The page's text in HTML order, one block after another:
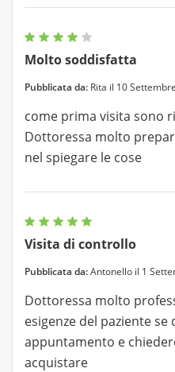
Molto soddisfatta
Pubblicata da: Rita il 10
come prima visita sono
Dottoressa molto
nel spiegare le cose
Visita di controllo
Pubblicata da:Antonello il 1
Dottoressa molto
esigenze del paziente se
appuntamento e
acquistare